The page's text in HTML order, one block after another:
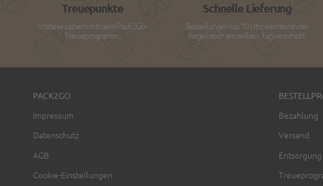
Treuepunkte
Vorteile sichern mit dem Pack2Go-
Treueprogramm.
Schnelle Lieferung
Bestellungen bis 10 Uhr, werden in der
Regel noch am selben Tag verschickt.
PACK2GO
Impressum
Datenschutz
AGB
Cookie-Einstellungen
Bezahlung
Versand
Entsorgung